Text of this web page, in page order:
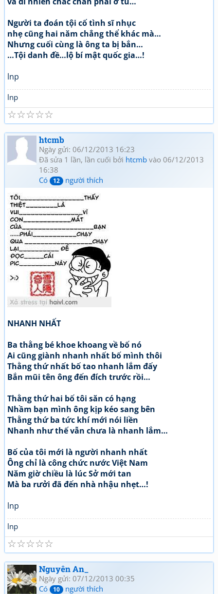
Người ta đoán tội cố tình sĩ nhục
nhẹ cũng hai năm chẳng thể khác mà…
Nhưng cuối cùng là ông ta bị bắn…
…Tội danh đề…lộ bí mật quốc gia…!
lnp
lnp
☆
☆
☆
☆
☆
htcmb
Ngày gửi: 06/12/2013 16:23
Đã sửa 1 lần, lần cuối bởi htcmb vào 06/12/2013
16:38
Có
12 người thích
NHANH NHẤT
Ba thằng bé khoe khoang về bố nó
Ai cũng giành nhanh nhất bố mình thôi
Thằng thứ nhất bố tao nhanh lắm đấy
Bắn mũi tên ông đến đích trước rồi…
Thằng thứ hai bố tôi săn có hạng
Nhầm bạn mình ông kịp kéo sang bên
Thằng thứ ba tức khí mới nói liền
Nhanh như thế vẫn chưa là nhanh lắm…
Bố của tôi mới là người nhanh nhất
Ông chỉ là công chức nước Việt Nam
Năm giờ chiều là lúc Sở mới tan
Mà ba rưởi đã đến nhà nhậu nhẹt…!
lnp
lnp
☆
☆
☆
☆
☆
Nguyên An_
Ngày gửi: 07/12/2013 00:35
Có
10 người thích